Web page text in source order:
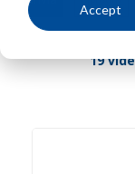
Accept
19